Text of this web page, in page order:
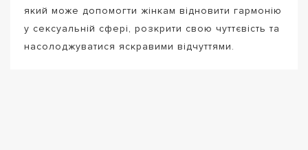
який може допомогти жінкам відновити гармонію
у сексуальній сфері, розкрити свою чуттєвість та
насолоджуватися яскравими відчуттями.